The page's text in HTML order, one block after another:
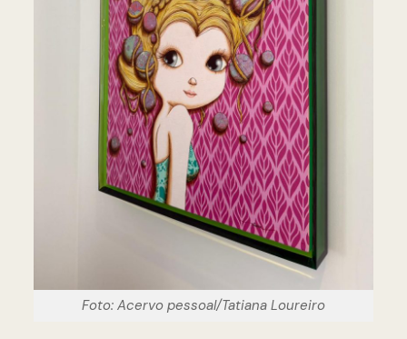
Foto: Acervo pessoal/Tatiana Loureiro